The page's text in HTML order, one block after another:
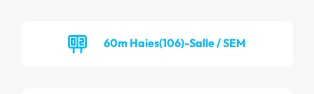
60m Haies(106)-Salle / SEM